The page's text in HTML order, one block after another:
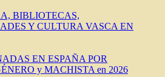
BIBLIOTECAS,
Y CULTURA VASCA EN
EN ESPAÑA POR
y MACHISTA en 2026